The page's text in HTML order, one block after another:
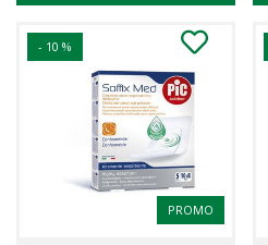
- 10 %
PROMO